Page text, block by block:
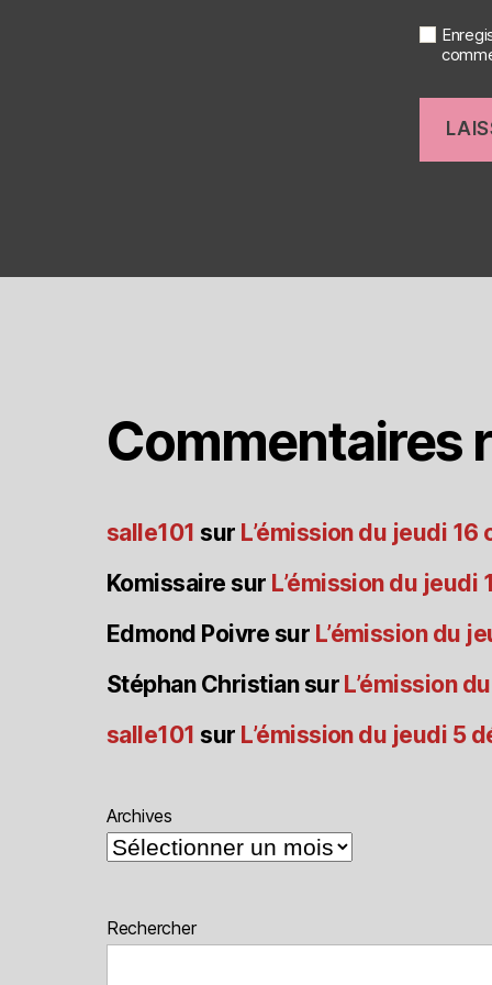
Commentaires
salle101 sur L’émission du jeudi 16
Komissaire sur L’émission du jeudi
Edmond Poivre sur L’émission du
Stéphan Christiansur L’émission
salle101 sur L’émission du jeudi 5
Archives
Rechercher